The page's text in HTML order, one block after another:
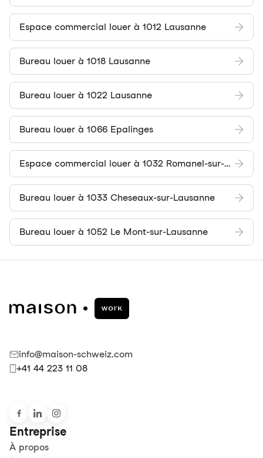
Espace commercial louer à 1012 Lausanne
Bureau louer à 1018 Lausanne
Bureau louer à 1022 Lausanne
Bureau louer à 1066 Epalinges
Espace commercial louer à 1032 Romanel-sur-Lausanne
Bureau louer à 1033 Cheseaux-sur-Lausanne
Bureau louer à 1052 Le Mont-sur-Lausanne
info@maison-schweiz.com
+41 44 223 11 08
Entreprise
À propos